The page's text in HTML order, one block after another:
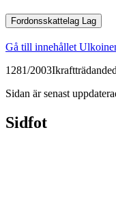
Fordonsskattelag Lag
Gå till innehållet
1281/2003
Sidan är senast
Sidfot